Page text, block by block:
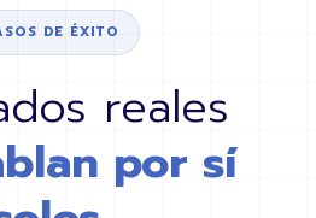
DE ÉXITO
reales
por sí